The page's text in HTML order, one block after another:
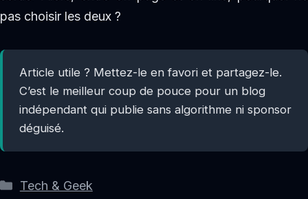
pas choisir les deux ?
Article utile ? Mettez-le en favori et partagez-le.
C’est le meilleur coup de pouce pour un blog
indépendant qui publie sans algorithme ni sponsor
déguisé.
Catégories
Tech & Geek